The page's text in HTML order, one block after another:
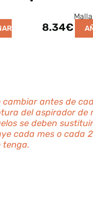
8.34€
cambiar antes de
del aspirador de
se deben
cada mes o cada
tenga.